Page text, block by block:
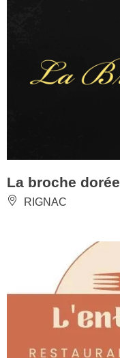
La broche dorée
RIGNAC